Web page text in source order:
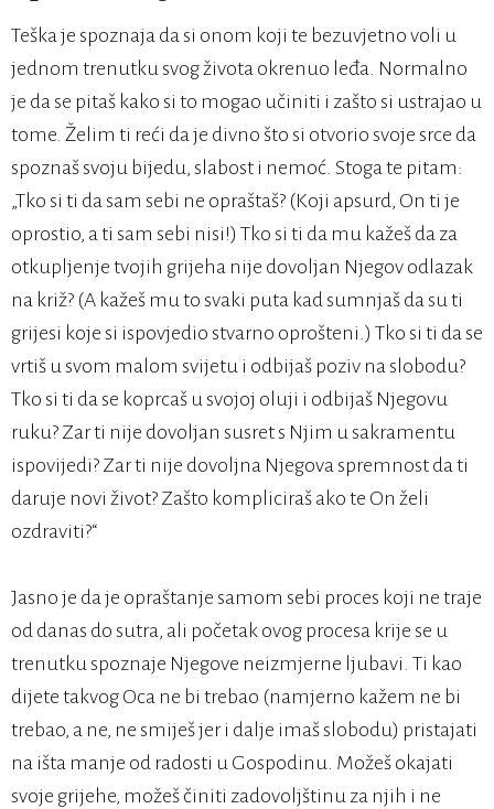
Teška je spoznaja da si onom koji te bezuvjetno voli u
jednom trenutku svog života okrenuo leđa. Normalno
je da se pitaš kako si to mogao učiniti i zašto si ustrajao u
tome. Želim ti reći da je divno što si otvorio svoje srce da
spoznaš svoju bijedu, slabost i nemoć. Stoga te pitam:
„Tko si ti da sam sebi ne opraštaš? (Koji apsurd, On ti je
oprostio, a ti sam sebi nisi!) Tko si ti da mu kažeš da za
otkupljenje tvojih grijeha nije dovoljan Njegov odlazak
na križ? (A kažeš mu to svaki puta kad sumnjaš da su ti
grijesi koje si ispovjedio stvarno oprošteni.) Tko si ti da se
vrtiš u svom malom svijetu i odbijaš poziv na slobodu?
Tko si ti da se koprcaš u svojoj oluji i odbijaš Njegovu
ruku? Zar ti nije dovoljan susret s Njim u sakramentu
ispovijedi? Zar ti nije dovoljna Njegova spremnost da ti
daruje novi život? Zašto kompliciraš ako te On želi
ozdraviti?“
Jasno je da je opraštanje samom sebi proces koji ne traje
od danas do sutra, ali početak ovog procesa krije se u
trenutku spoznaje Njegove neizmjerne ljubavi. Ti kao
dijete takvog Oca ne bi trebao (namjerno kažem ne bi
trebao, a ne, ne smiješ jer i dalje imaš slobodu) pristajati
na išta manje od radosti u Gospodinu. Možeš okajati
svoje grijehe, možeš činiti zadovoljštinu za njih i ne